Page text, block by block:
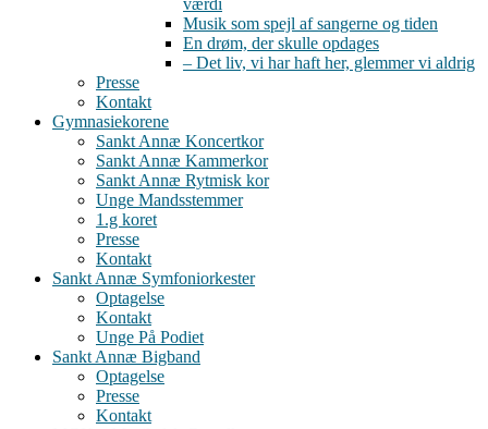
Musik som spejl af sangerne og tiden
En drøm, der skulle opdages
– Det liv, vi har haft her, glemmer vi aldrig
Presse
Kontakt
Gymnasiekorene
Sankt Annæ Koncertkor
Sankt Annæ Kammerkor
Sankt Annæ Rytmisk kor
Unge Mandsstemmer
1.g koret
Presse
Kontakt
Sankt Annæ Symfoniorkester
Optagelse
Kontakt
Unge På Podiet
Sankt Annæ Bigband
Optagelse
Presse
Kontakt